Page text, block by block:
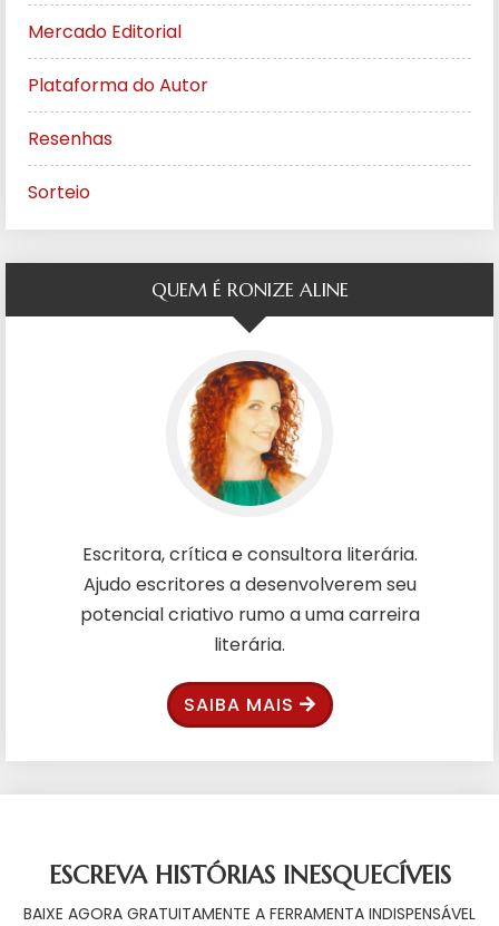
Mercado Editorial
Plataforma do Autor
Resenhas
Sorteio
QUEM É RONIZE ALINE
Escritora, crítica e consultora literária.
Ajudo escritores a desenvolverem seu
potencial criativo rumo a uma carreira
literária.
SAIBA MAIS
ESCREVA HISTÓRIAS INESQUECÍVEIS
BAIXE AGORA GRATUITAMENTE A FERRAMENTA INDISPENSÁVEL